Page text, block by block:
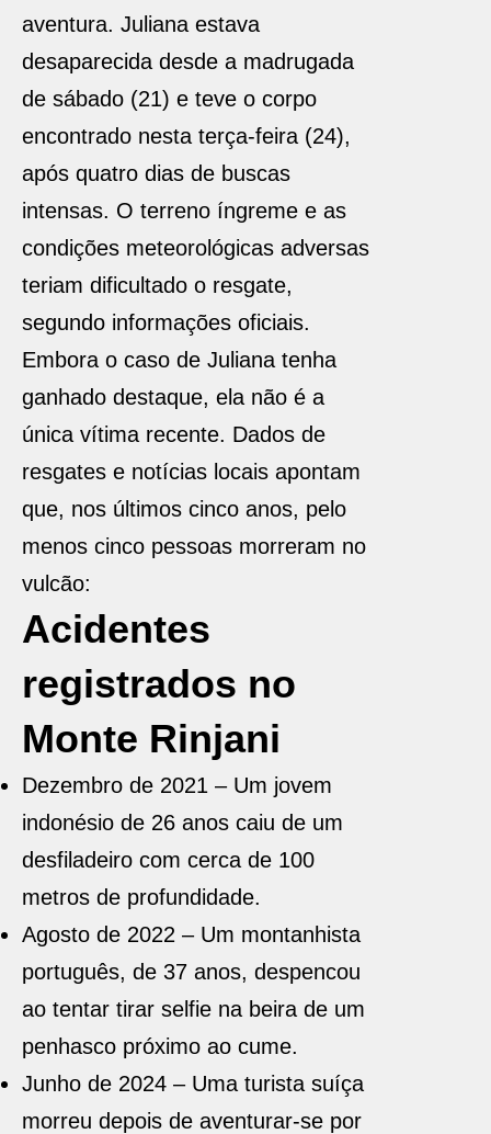
aventura. Juliana estava
desaparecida desde a madrugada
de sábado (21) e teve o corpo
encontrado nesta terça-feira (24),
após quatro dias de buscas
intensas. O terreno íngreme e as
condições meteorológicas adversas
teriam dificultado o resgate,
segundo informações oficiais.
Embora o caso de Juliana tenha
ganhado destaque, ela não é a
única vítima recente. Dados de
resgates e notícias locais apontam
que, nos últimos cinco anos, pelo
menos cinco pessoas morreram no
vulcão:
Acidentes
registrados no
Monte Rinjani
Dezembro de 2021 – Um jovem
indonésio de 26 anos caiu de um
desfiladeiro com cerca de 100
metros de profundidade.
Agosto de 2022 – Um montanhista
português, de 37 anos, despencou
ao tentar tirar selfie na beira de um
penhasco próximo ao cume.
Junho de 2024 – Uma turista suíça
morreu depois de aventurar-se por